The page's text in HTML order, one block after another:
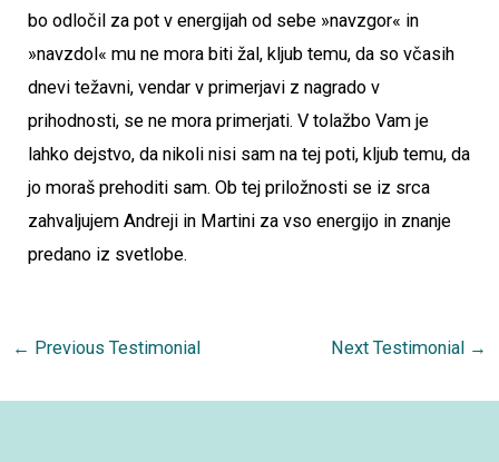
bo odločil za pot v energijah od sebe »navzgor« in
»navzdol« mu ne mora biti žal, kljub temu, da so včasih
dnevi težavni, vendar v primerjavi z nagrado v
prihodnosti, se ne mora primerjati. V tolažbo Vam je
lahko dejstvo, da nikoli nisi sam na tej poti, kljub temu, da
jo moraš prehoditi sam. Ob tej priložnosti se iz srca
zahvaljujem Andreji in Martini za vso energijo in znanje
predano iz svetlobe.
← Previous Testimonial Next Testimonial →